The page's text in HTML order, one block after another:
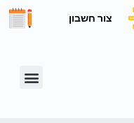
צור חשבון